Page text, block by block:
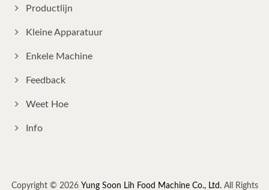
Productlijn
Kleine Apparatuur
Enkele Machine
Feedback
Weet Hoe
Info
Copyright © 2026 Yung Soon Lih Food Machine Co., Ltd.All Rights